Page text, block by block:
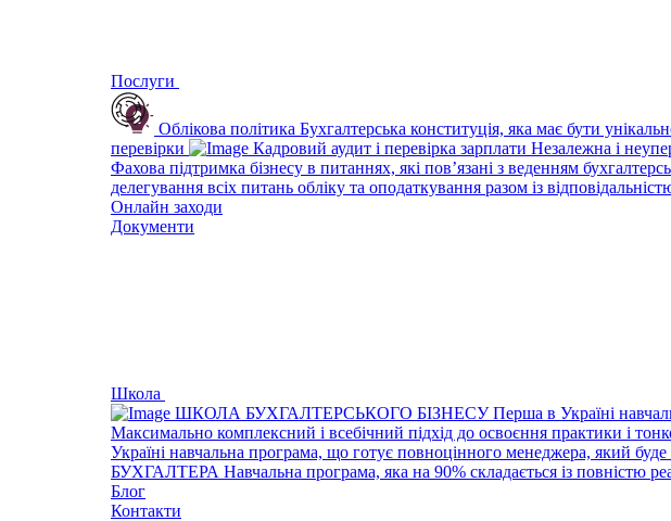
Послуги
Облікова політика Бухгалтерська конституція, яка має бути
перевірки
Кадровий аудит і перевірка зарплати Незалежна і
Фахова підтримка бізнесу в питаннях, які пов’язані з веденням
делегування всіх питань обліку та оподаткування разом із
Онлайн заходи
Документи
Школа
ШКОЛА БУХГАЛТЕРСЬКОГО БІЗНЕСУПерша в Україні
Максимально комплексний і всебічний підхід до освоєння практики і
Україні навчальна програма, що готує повноцінного менеджера, який
БУХГАЛТЕРА Навчальна програма, яка на 90% складається із повністю
Блог
Контакти